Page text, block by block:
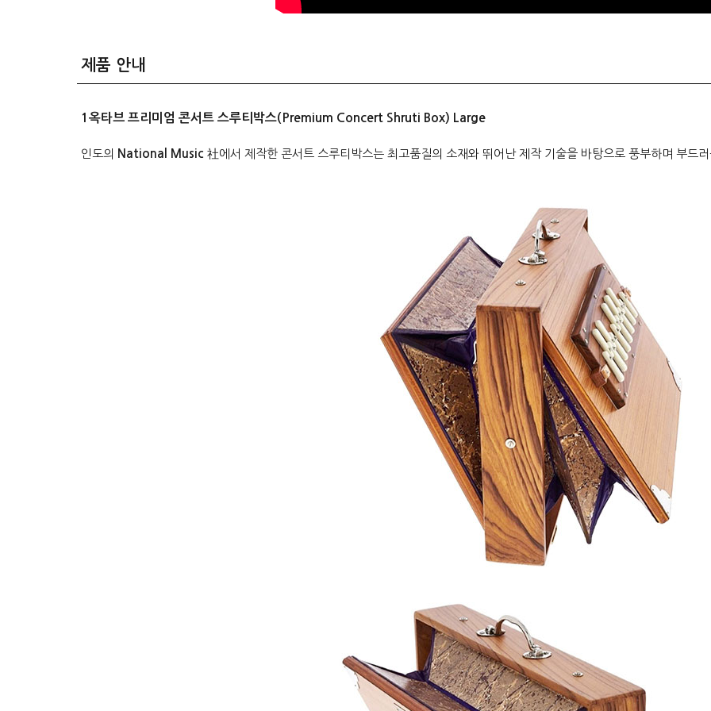
제품 안내
1옥타브 프리미엄 콘서트 스루티박스(Premium Concert Shruti Box) Large
인도의 National Music 社에서 제작한 콘서트 스루티박스는 최고품질의 소재와 뛰어난 제작 기술을 바탕으로 풍부하며 부드